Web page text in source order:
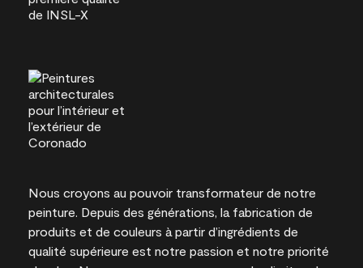
Nous croyons au pouvoir transformateur de notre
peinture. Depuis des générations, la fabrication de
produits et de couleurs à partir d’ingrédients de
qualité supérieure est notre passion et notre priorité